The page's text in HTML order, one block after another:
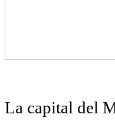
La capital del